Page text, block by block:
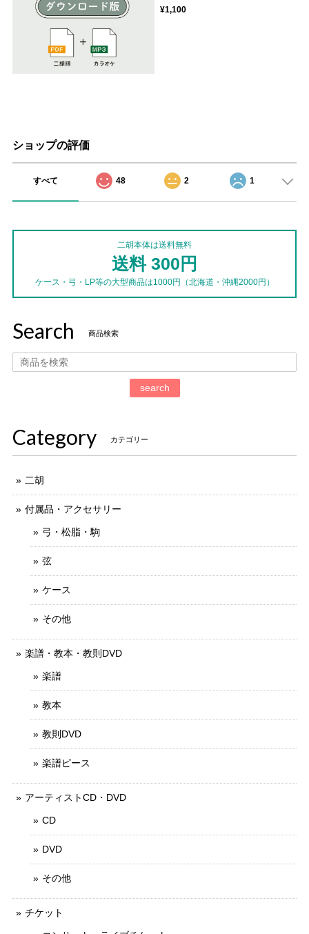
¥1,100
ショップの評価
すべて 48 2 1
二胡本体は送料無料
送料 300円
ケース・弓・LP等の大型商品は1000円（北海道・沖縄2000円）
Search 商品検索
search
Category カテゴリー
二胡
付属品・アクセサリー
弓・松脂・駒
弦
ケース
その他
楽譜・教本・教則DVD
楽譜
教本
教則DVD
楽譜ピース
アーティストCD・DVD
CD
DVD
その他
チケット